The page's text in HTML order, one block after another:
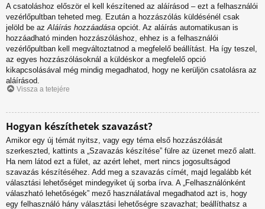
A csatoláshoz először el kell készítened az aláírásod – ezt a felhasználói
vezérlőpultban teheted meg. Ezután a hozzászólás küldésénél csak
jelöld be azAláírás hozzáadása opciót. Az aláírás automatikusan is
hozzáadható minden hozzászóláshoz, ehhez is a felhasználói
vezérlőpultban kell megváltoztatnod a megfelelő beállítást. Ha így teszel,
az egyes hozzászólásoknál a küldéskor a megfelelő opció
kikapcsolásával még mindig megadhatod, hogy ne kerüljön csatolásra az
aláírásod.
Vissza a tetejére
Hogyan készíthetek szavazást?
Amikor egy új témát nyitsz, vagy egy téma első hozzászólását
szerkeszted, kattints a „Szavazás készítése” fülre az üzenet mező alatt.
Ha nem látod ezt a fület, az azért lehet, mert nincs jogosultságod
szavazás készítéséhez. Add meg a szavazás címét, majd legalább két
választási lehetőséget mindegyiket új sorba írva. A „Felhasználónként
válaszható lehetőségek” mező használatával megadhatod azt is, hogy
egy felhasználó hány választási lehetőségre szavazhat; beállíthatsz a